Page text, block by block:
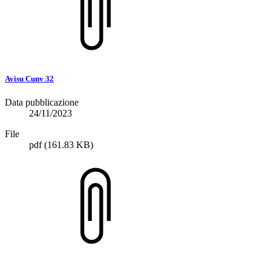
Avisu Cunv 32
Data pubblicazione
24/11/2023
File
pdf(161.83 KB)